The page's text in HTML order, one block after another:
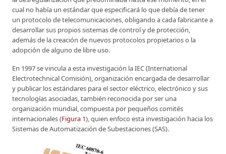
cual no había un estándar que especificará lo que debía de tener
un protocolo de telecomunicaciones, obligando a cada fabricante a
desarrollar sus propios sistemas de control y de protección,
además de la creación de nuevos protocolos propietarios o la
adopción de alguno de libre uso.
En 1997 se vincula a esta investigación la IEC (International
Electrotechnical Comisión), organización encargada de desarrollar
y publicar los estándares para el sector eléctrico, electrónico y sus
tecnologías asociadas, también reconocida por ser una
organización mundial, compuesta por pequeños comités
internacionales (Figura 1), quien enfoco esta investigación hacia los
Sistemas de Automatización de Subestaciones (SAS).